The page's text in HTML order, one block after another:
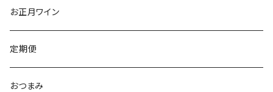
オレゴン
オーストラリア
チリ
ドイツ
アメリカ
カリフォルニア
オレゴン
南アフリカ
オーストリア
オーストラリア
お正月ワイン
定期便
おつまみ